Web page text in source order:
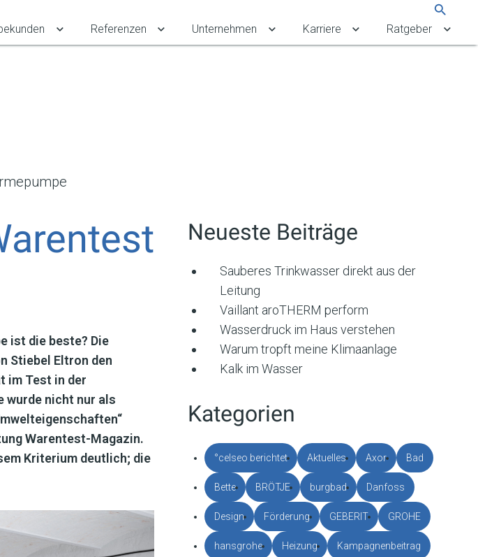
Privatkunden umschalten
Untermenü für Gewerbekunden umschalten
Referenzen Untermenü für Referenzen umschalten
Unternehmen Untermenü für Unternehmen umschalten
Karriere Untermenü für Karriere
Ratgeber
ist die beste? Die
Stiebel Eltron den
im Test in der
wurde nicht nur als
Warentest-Magazin.
Kriterium deutlich; die
Neueste Beiträge
Sauberes Trinkwasser direkt aus der
Leitung
Vaillant aroTHERM perform
Wasserdruck im Haus verstehen
Warum tropft meine Klimaanlage
Kalk im Wasser
Kategorien
°celseo berichtet Aktuelles Axor Bad
Bette BRÖTJE burgbad Danfoss
Design Förderung GEBERIT GROHE
hansgrohe Heizung Kampagnenbeitrag